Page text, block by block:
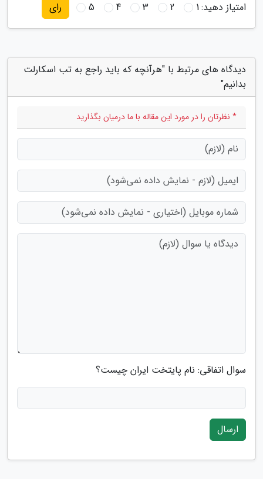
امتیاز دهید:1
2
3
4
5 رای
دیدگاه های مرتبط با "هرآنچه که باید راجع به تب اسکارلت
بدانیم"
* نظرتان را در مورد این مقاله با ما درمیان بگذارید
سوال اتفاقی: نام پایتخت ایران چیست؟
ارسال